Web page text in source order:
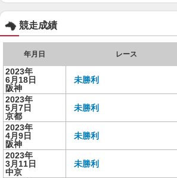
競走成績
年月日 レース
2023年
6月18日
阪神
未勝利
2023年
5月7日
京都
未勝利
2023年
4月9日
阪神
未勝利
2023年
3月11日
中京
未勝利